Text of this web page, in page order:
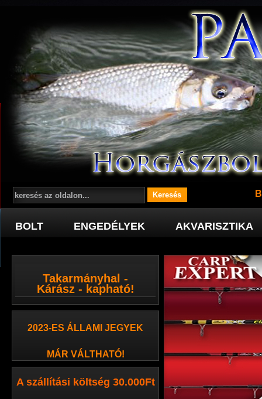
BOLT ENGEDÉLYEK AKVARISZTIKA
Takarmányhal -
Kárász - kapható!
2023-ES ÁLLAMI JEGYEK
MÁR VÁLTHATÓ!
A szállítási költség 30.000Ft